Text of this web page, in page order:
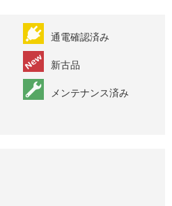
通電確認済み
新古品
メンテナンス済み